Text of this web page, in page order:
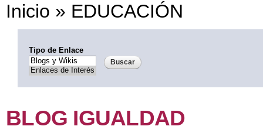
LISTADOS DE
Se encuentra usted aquí
Inicio » EDUCACIÓN
Tipo de Enlace
BLOG IGUALDAD